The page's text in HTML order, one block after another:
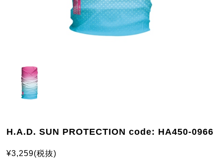
H.A.D. SUN PROTECTION code: HA450-0966
¥3,259(税抜)